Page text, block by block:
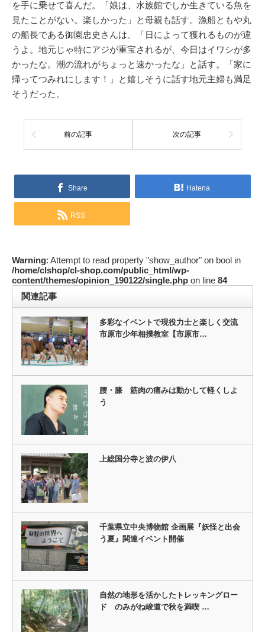
を手に乗せて喜んだ。「娘は、水族館でしか生きている魚を
見たことがない。楽しかった」と母親も話す。漁船ともや丸
の船長である御園忠史さんは、「日によって獲れるものが違
うよ。地元じゃ特にアジが重宝されるが、今日はイワシが多
かったな。潮の流れがちょっと速かったな」と話す。「家に
帰ってつみれにします！」と嬉しそうに話す地元主婦も満足
そうだった。
前の記事 次の記事
Share Hatena
RSS
Warning: Attempt to read property "show_author" on bool in
/home/clshop/cl-shop.com/public_html/wp-
content/themes/opinion_190122/single.php on line 84
関連記事
多彩なイベントで現役力士と楽しく交流
市原市少年相撲教室【市原市…
腰・膝 筋肉の痛みは動かして軽くしよ
う
上総国分寺と波の伊八
千葉県立中央博物館 企画展『妖怪と出会
う夏』関連イベント開催
自然の地形を活かしたトレッキングロー
ド のみがね峻道で秋を満喫 …